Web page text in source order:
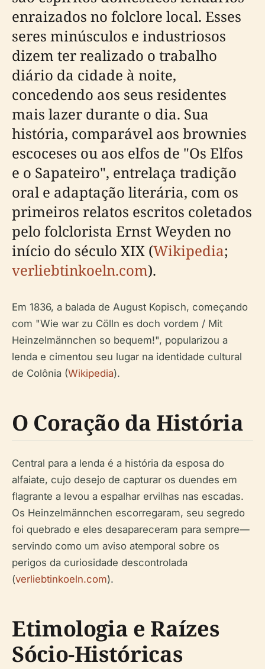
enraizados no folclore local. Esses
seres minúsculos e industriosos
dizem ter realizado o trabalho
diário da cidade à noite,
concedendo aos seus residentes
mais lazer durante o dia. Sua
história, comparável aos brownies
escoceses ou aos elfos de "Os Elfos
e o Sapateiro", entrelaça tradição
oral e adaptação literária, com os
primeiros relatos escritos coletados
pelo folclorista Ernst Weyden no
início do século XIX (Wikipedia;
verliebtinkoeln.com).
Em 1836, a balada de August Kopisch, começando
com "Wie war zu Cölln es doch vordem / Mit
Heinzelmännchen so bequem!", popularizou a
lenda e cimentou seu lugar na identidade cultural
de Colônia (Wikipedia).
O Coração da História
Central para a lenda é a história da esposa do
alfaiate, cujo desejo de capturar os duendes em
flagrante a levou a espalhar ervilhas nas escadas.
Os Heinzelmännchen escorregaram, seu segredo
foi quebrado e eles desapareceram para sempre—
servindo como um aviso atemporal sobre os
perigos da curiosidade descontrolada
(verliebtinkoeln.com).
Etimologia e Raízes
Sócio-Históricas